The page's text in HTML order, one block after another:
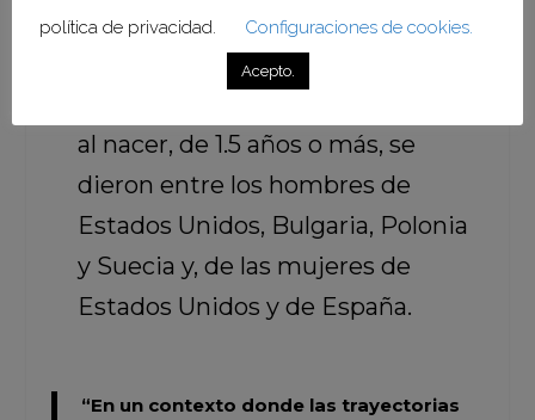
una fuerte temporada de gripe.
al nacer, de 1.5 años o más, se
dieron entre los hombres de
Estados Unidos, Bulgaria, Polonia
y Suecia y, de las mujeres de
Estados Unidos y de España.
“En un contexto donde las trayectorias
política de privacidad.
Configuraciones de cookies.
Acepto.